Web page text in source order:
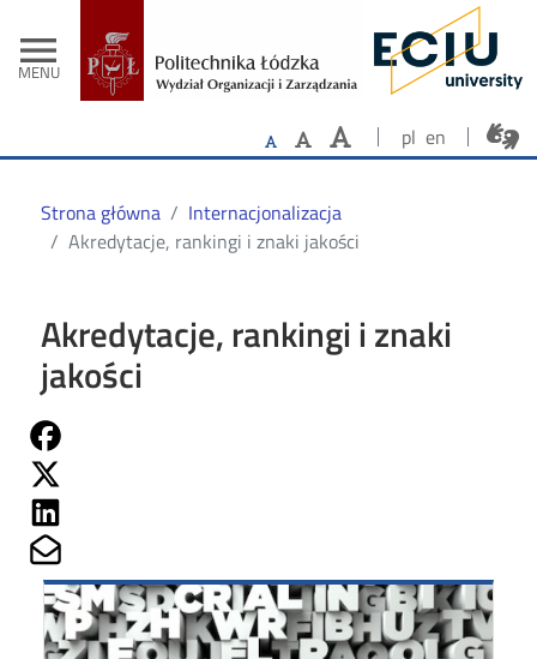
menu
MENU
- Strona
pl en
Strona główna
Internacjonalizacja
Akredytacje, rankingi i znaki jakości
Akredytacje, rankingi i znaki
jakości